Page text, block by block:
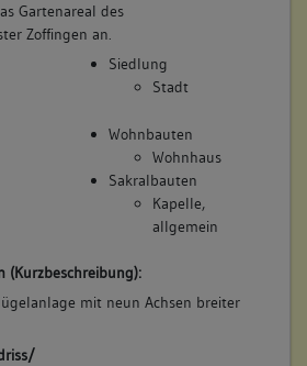
Gartenareal des
Zoffingen an.
Siedlung
Stadt
Wohnbauten
Wohnhaus
Sakralbauten
Kapelle,
allgemein
(Kurzbeschreibung):
mit neun Achsen breiter